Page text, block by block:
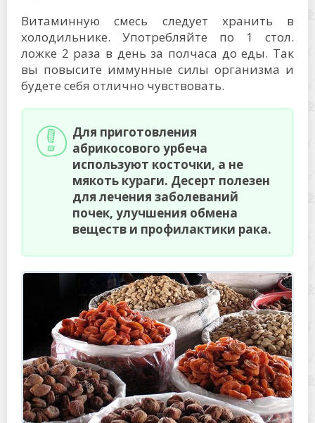
Витаминную смесь следует хранить в
холодильнике. Употребляйте по 1 стол.
ложке 2 раза в день за полчаса до еды. Так
вы повысите иммунные силы организма и
будете себя отлично чувствовать.
Для приготовления
абрикосового урбеча
используют косточки, а не
мякоть кураги. Десерт полезен
для лечения заболеваний
почек, улучшения обмена
веществ и профилактики рака.